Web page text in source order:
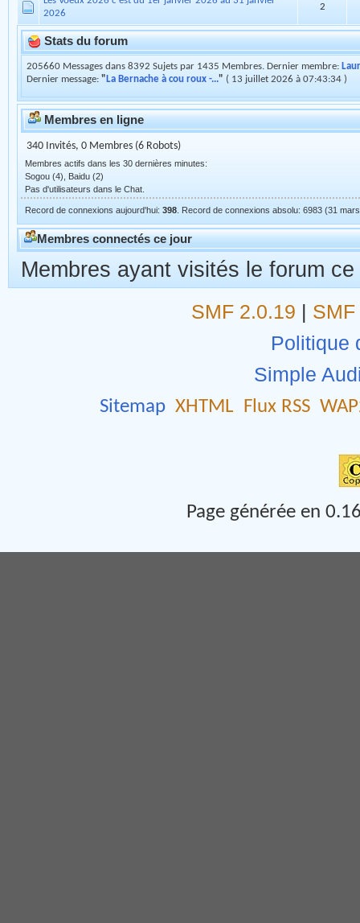
Hannut 2026 - Bourse aux oiseaux 5
RECHERCHE Hétéronette à tête noire
Les Voeux 2026 c'est du 1er janvier 2026 au 31 janvier
2026
2
Stats du forum
205660 Messages dans 8392 Sujets par 1435 Membres. Dernier membre:
Dernier message:"La Bernache à cou roux -...
Membres en ligne
340 Invités, 0 Membres (6 Robots)
Membres actifs dans les 30 dernières minutes:
Sogou (4), Baidu (2)
Pas d'utilisateurs dans le Chat.
Record de connexions aujourd'hui:398 . Record de connexions absolu: 6983 (31
Membres ayant visités le forum
SMF 2.0.19|
Politique